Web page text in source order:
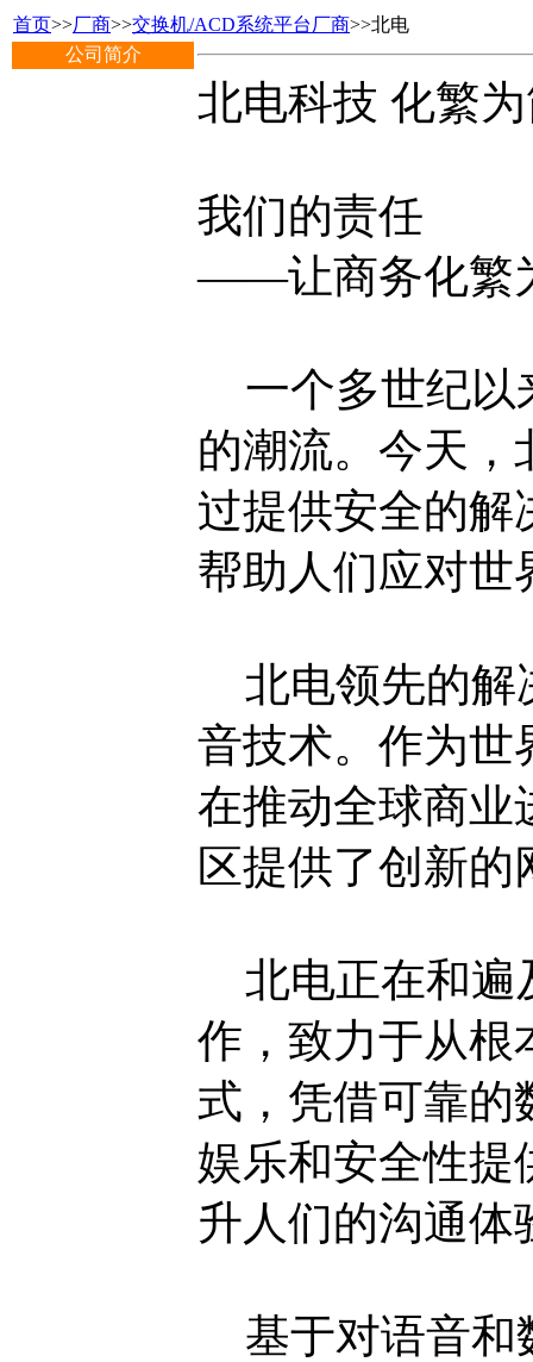
首页>>厂商>>交换机/ACD系统平台厂商>>北电
公司简介
北电科技 化繁
我们的责任
——让商务化繁
一个多世纪以
的潮流。今天，
过提供安全的解
帮助人们应对世
北电领先的解
音技术。作为世
在推动全球商业
区提供了创新的
北电正在和遍
作，致力于从根
式，凭借可靠的
娱乐和安全性提
升人们的沟通体
基于对语音和